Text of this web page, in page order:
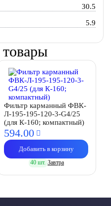
30.5
5.9
Фильтр карманный ФВК-
Л-195-195-120-3-G4/25
(для К-160; компактный)
594.00
Добавить в корзину
40 шт. Завтра